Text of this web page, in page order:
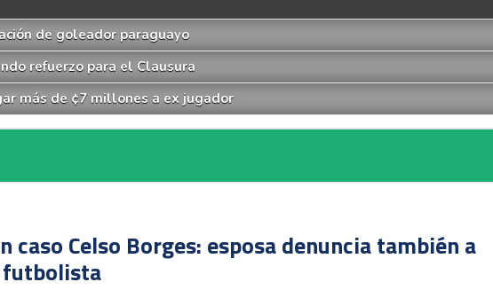
de goleador paraguayo
refuerzo para el Clausura
más de ¢7 millones a ex jugador
caso Celso Borges: esposa denuncia también a
futbolista